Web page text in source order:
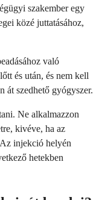
szakember egy
közé juttatásához,
való
és után, és nem kell
át szedhető gyógyszer.
Ne alkalmazzon
kivéve, ha az
injekció helyén
hetekben